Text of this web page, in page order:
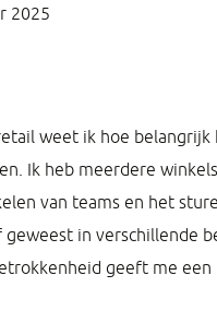
2025
weet ik hoe belangrijk
Ik heb meerdere
van teams en het
in verschillende
geeft me een